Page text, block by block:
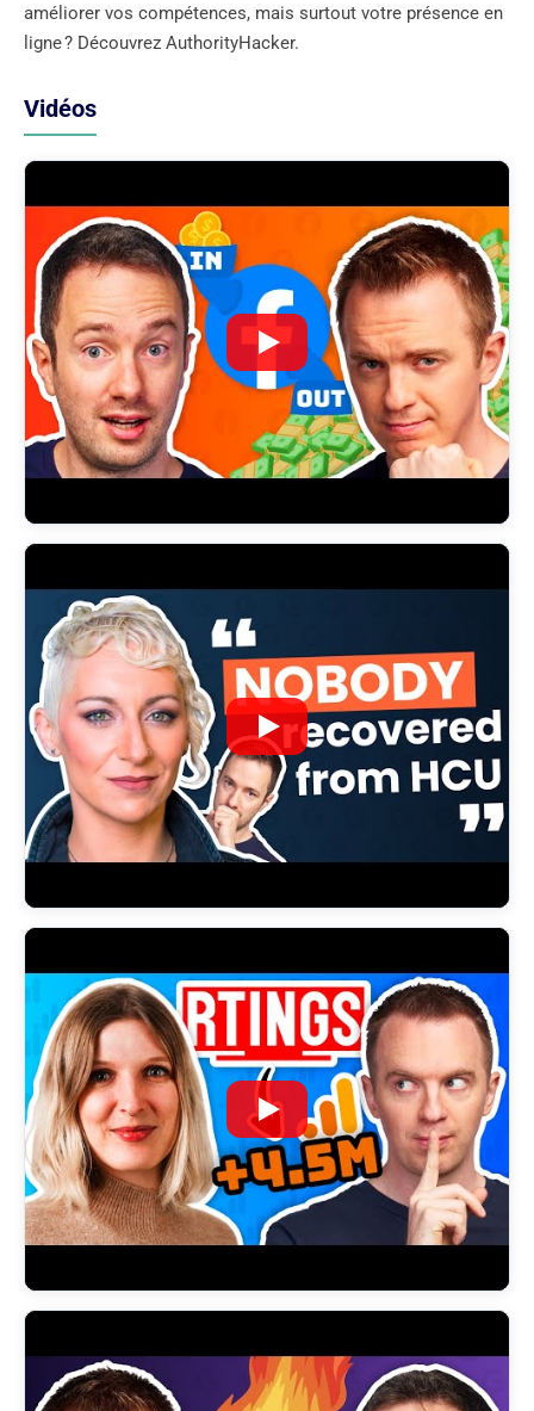
améliorer vos compétences, mais surtout votre présence en
ligne ? Découvrez AuthorityHacker.
Vidéos